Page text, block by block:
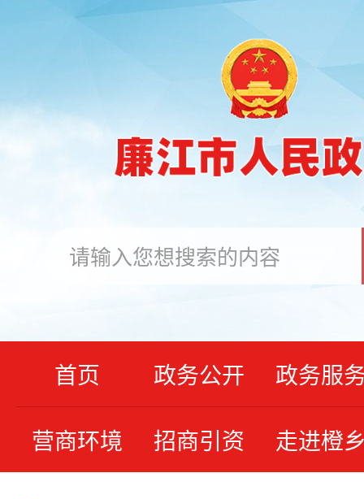
首页 政务公开 政务服
营商环境 招商引资 走进橙